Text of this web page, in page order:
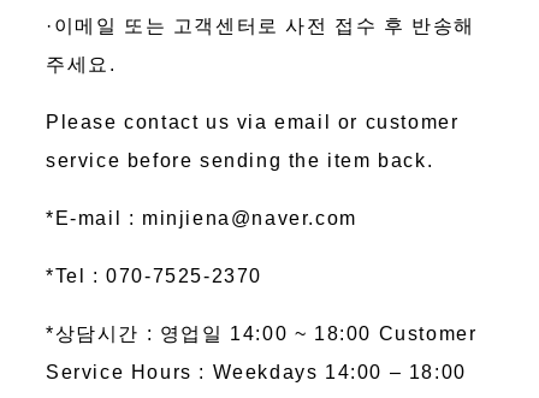
·이메일 또는 고객센터로 사전 접수 후 반송해
주세요.
Please contact us via email or customer
service before sending the item back.
*E-mail : minjiena@naver.com
*Tel : 070-7525-2370
*상담시간 : 영업일 14:00 ~ 18:00 Customer
Service Hours : Weekdays 14:00 – 18:00